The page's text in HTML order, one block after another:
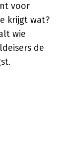
voor
krijgt wat?
wie
de